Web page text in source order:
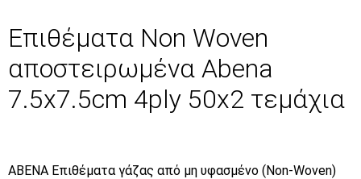
Επιθέματα Non Woven
αποστειρωμένα Abena
7.5x7.5cm 4ply 50x2 τεμάχια
ABENA Επιθέματα γάζας από μη υφασμένο (Non-Woven)